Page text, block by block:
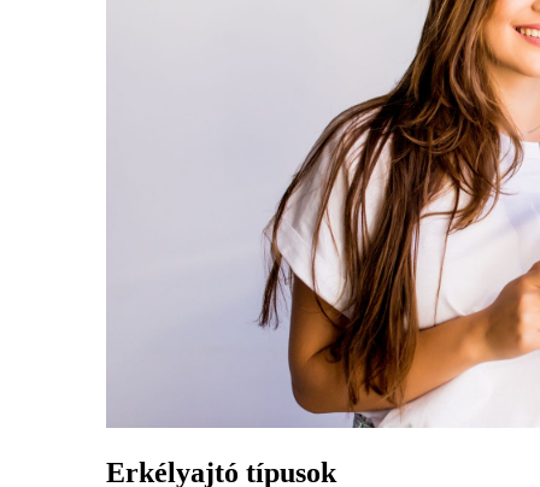
Erkélyajtó típusok